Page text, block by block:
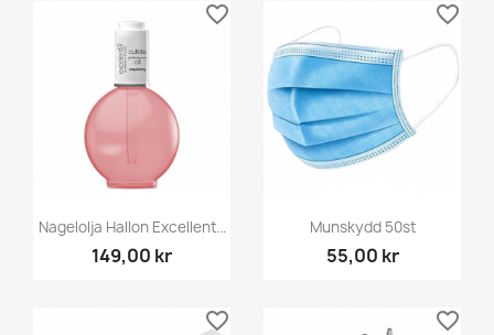
Nagelolja Hallon Excellent...
149,00 kr
favorite_border
Munskydd 50st
55,00 kr
favorite_border
favorite_border favorite_border